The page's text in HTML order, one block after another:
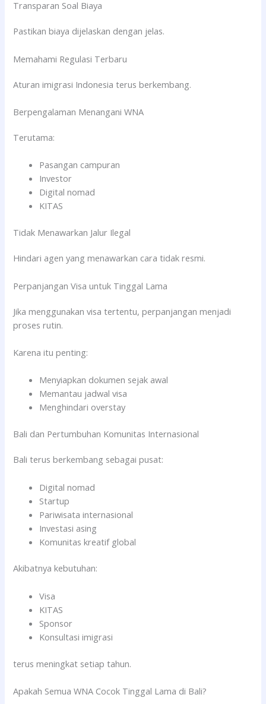
Transparan Soal Biaya
Pastikan biaya dijelaskan dengan jelas.
Memahami Regulasi Terbaru
Aturan imigrasi Indonesia terus berkembang.
Berpengalaman Menangani WNA
Terutama:
Pasangan campuran
Investor
Digital nomad
KITAS
Tidak Menawarkan Jalur Ilegal
Hindari agen yang menawarkan cara tidak resmi.
Perpanjangan Visa untuk Tinggal Lama
Jika menggunakan visa tertentu, perpanjangan menjadi
proses rutin.
Karena itu penting:
Menyiapkan dokumen sejak awal
Memantau jadwal visa
Menghindari overstay
Bali dan Pertumbuhan Komunitas Internasional
Bali terus berkembang sebagai pusat:
Digital nomad
Startup
Pariwisata internasional
Investasi asing
Komunitas kreatif global
Akibatnya kebutuhan:
Visa
KITAS
Sponsor
Konsultasi imigrasi
terus meningkat setiap tahun.
Apakah Semua WNA Cocok Tinggal Lama di Bali?